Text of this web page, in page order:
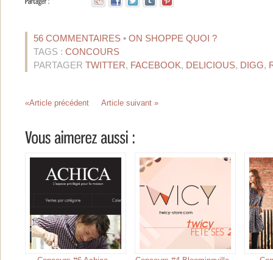
56 COMMENTAIRES • ON SHOPPE QUOI ?
TAGS : CONCOURS
PARTAGER TWITTER, FACEBOOK, DELICIOUS, DIGG,
«Article précédent Article suivant »